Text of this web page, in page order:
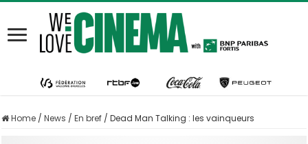
Home / News / En bref / Dead Man Talking : les vainqueurs